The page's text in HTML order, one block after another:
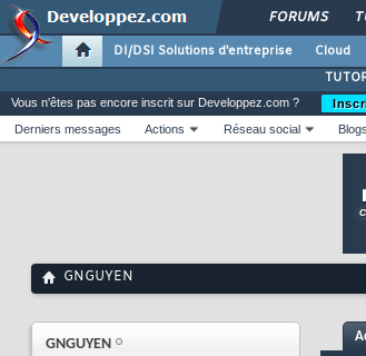
FORUMS
DI/DSI Solutions d'entreprise Cloud
Vous n'êtes pas encore inscrit sur Developpez.com ?
Derniers messages
Actions Réseau social Blogs
GNGUYEN
GNGUYEN